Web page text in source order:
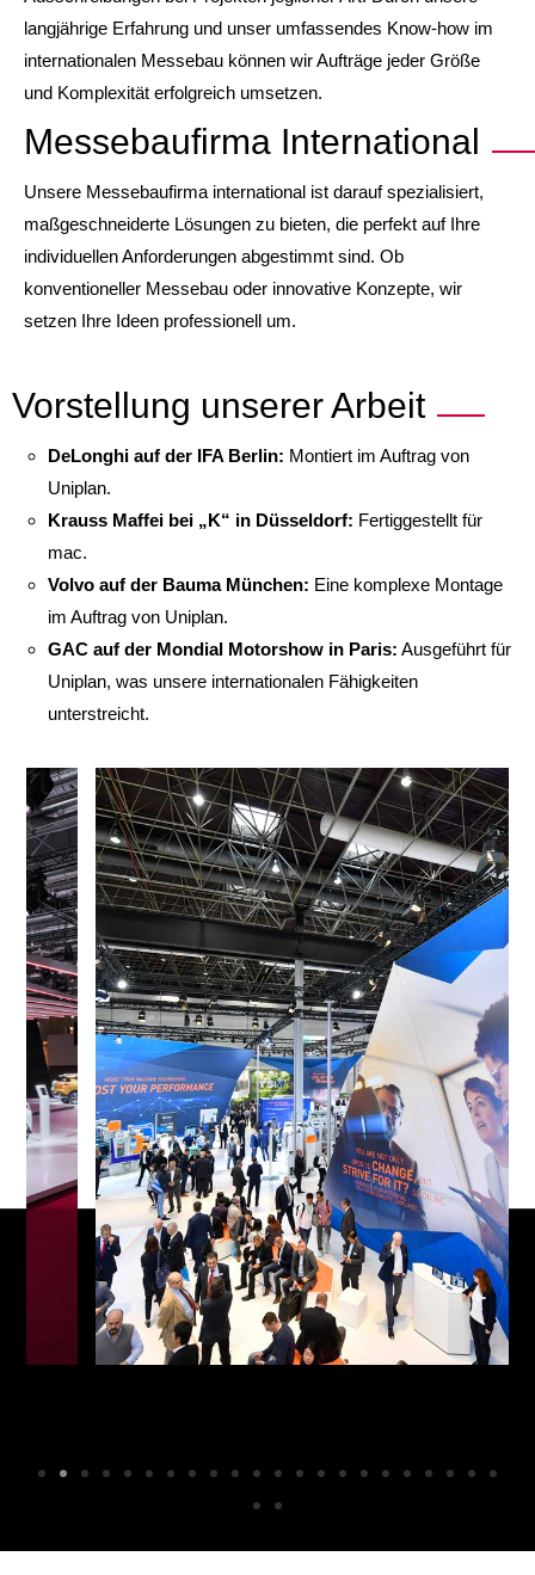
langjährige Erfahrung und unser umfassendes Know-how im
internationalen Messebau können wir Aufträge jeder Größe
und Komplexität erfolgreich umsetzen.
Messebaufirma International
Unsere Messebaufirma international ist darauf spezialisiert,
maßgeschneiderte Lösungen zu bieten, die perfekt auf Ihre
individuellen Anforderungen abgestimmt sind. Ob
konventioneller Messebau oder innovative Konzepte, wir
setzen Ihre Ideen professionell um.
Vorstellung unserer Arbeit
DeLonghi auf der IFA Berlin: Montiert im Auftrag von
Uniplan.
Krauss Maffei bei „K“ in Düsseldorf: Fertiggestellt für
mac.
Volvo auf der Bauma München: Eine komplexe Montage
im Auftrag von Uniplan.
GAC auf der Mondial Motorshow in Paris: Ausgeführt für
Uniplan, was unsere internationalen Fähigkeiten
unterstreicht.